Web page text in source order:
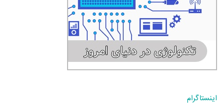
اینستاگرام